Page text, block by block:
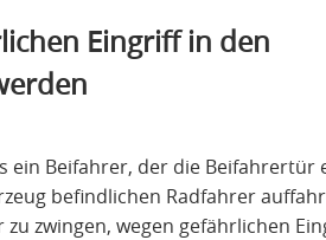
Eingriff in den
ein Beifahrer, der die Beifahrertür
befindlichen Radfahrer
zwingen, wegen gefährlichen